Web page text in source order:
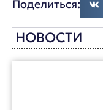
Поделиться:
НОВОСТИ